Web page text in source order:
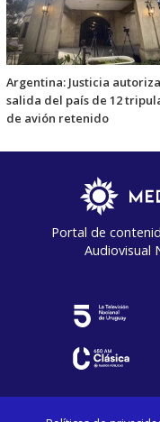
Argentina: Justicia autoriza
salida del país de 12
de avión retenido
Portal de
Audiovisual